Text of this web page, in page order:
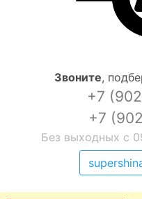
Звоните,
+7
+7
Без выходных с